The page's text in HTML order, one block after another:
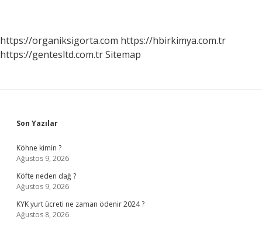
https://organiksigorta.com https://hbirkimya.com.tr
https://gentesltd.com.trSitemap
Sidebar
Son Yazılar
Köhne kimin ?
Ağustos 9, 2026
Köfte neden dağ ?
Ağustos 9, 2026
KYK yurt ücreti ne zaman ödenir 2024 ?
Ağustos 8, 2026